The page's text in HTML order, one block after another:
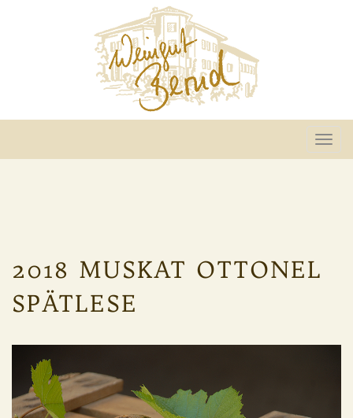
2018 MUSKAT OTTONEL
SPÄTLESE